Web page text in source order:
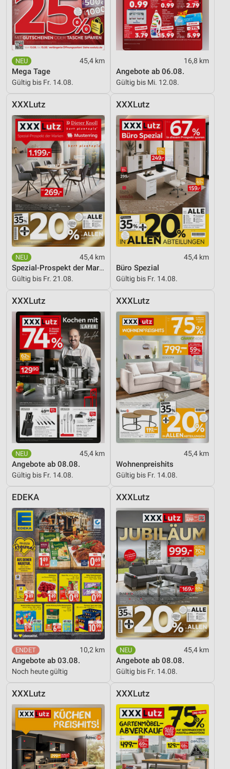
45,4 km
Mega Tage
Gültig bis Fr. 14.08.
16,8 km
Angebote ab 06.08.
Gültig bis Mi. 12.08.
XXXLutz
45,4 km
Spezial-Prospekt der Marken
Gültig bis Fr. 21.08.
XXXLutz
45,4 km
Büro Spezial
Gültig bis Fr. 14.08.
XXXLutz
45,4 km
Angebote ab 08.08.
Gültig bis Fr. 14.08.
XXXLutz
45,4 km
Wohnenpreishits
Gültig bis Fr. 14.08.
EDEKA
10,2 km
Angebote ab 03.08.
Noch heute gültig
XXXLutz
45,4 km
Angebote ab 08.08.
Gültig bis Fr. 14.08.
XXXLutz XXXLutz